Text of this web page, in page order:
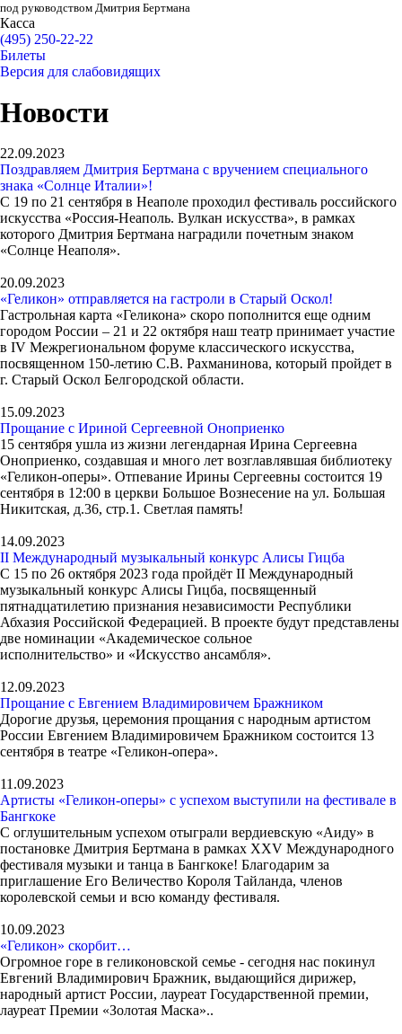
под руководством Дмитрия Бертмана
Касса
(495) 250-22-22
Билеты
Версия для слабовидящих
Новости
22.09.2023
Поздравляем Дмитрия Бертмана с вручением специального
знака «Солнце Италии»!
С 19 по 21 сентября в Неаполе проходил фестиваль российского
искусства «Россия-Неаполь. Вулкан искусства», в рамках
которого Дмитрия Бертмана наградили почетным знаком
«Солнце Неаполя».
20.09.2023
«Геликон» отправляется на гастроли в Старый Оскол!
Гастрольная карта «Геликона» скоро пополнится еще одним
городом России – 21 и 22 октября наш театр принимает участие
в IV Межрегиональном форуме классического искусства,
посвященном 150-летию С.В. Рахманинова, который пройдет в
г. Старый Оскол Белгородской области.
15.09.2023
Прощание с Ириной Сергеевной Оноприенко
15 сентября ушла из жизни легендарная Ирина Сергеевна
Оноприенко, создавшая и много лет возглавлявшая библиотеку
«Геликон-оперы». Отпевание Ирины Сергеевны состоится 19
сентября в 12:00 в церкви Большое Вознесение на ул. Большая
Никитская, д.36, стр.1. Светлая память!
14.09.2023
II Международный музыкальный конкурс Алисы Гицба
С 15 по 26 октября 2023 года пройдёт II Международный
музыкальный конкурс Алисы Гицба, посвященный
пятнадцатилетию признания независимости Республики
Абхазия Российской Федерацией. В проекте будут представлены
две номинации «Академическое сольное
исполнительство» и «Искусство ансамбля».
12.09.2023
Прощание с Евгением Владимировичем Бражником
Дорогие друзья, церемония прощания с народным артистом
России Евгением Владимировичем Бражником состоится 13
сентября в театре «Геликон-опера».
11.09.2023
Артисты «Геликон-оперы» с успехом выступили на фестивале в
Бангкоке
С оглушительным успехом отыграли вердиевскую «Аиду» в
постановке Дмитрия Бертмана в рамках XXV Международного
фестиваля музыки и танца в Бангкоке! Благодарим за
приглашение Его Величество Короля Тайланда, членов
королевской семьи и всю команду фестиваля.
10.09.2023
«Геликон» скорбит…
Огромное горе в геликоновской семье - сегодня нас покинул
Евгений Владимирович Бражник, выдающийся дирижер,
народный артист России, лауреат Государственной премии,
лауреат Премии «Золотая Маска»..